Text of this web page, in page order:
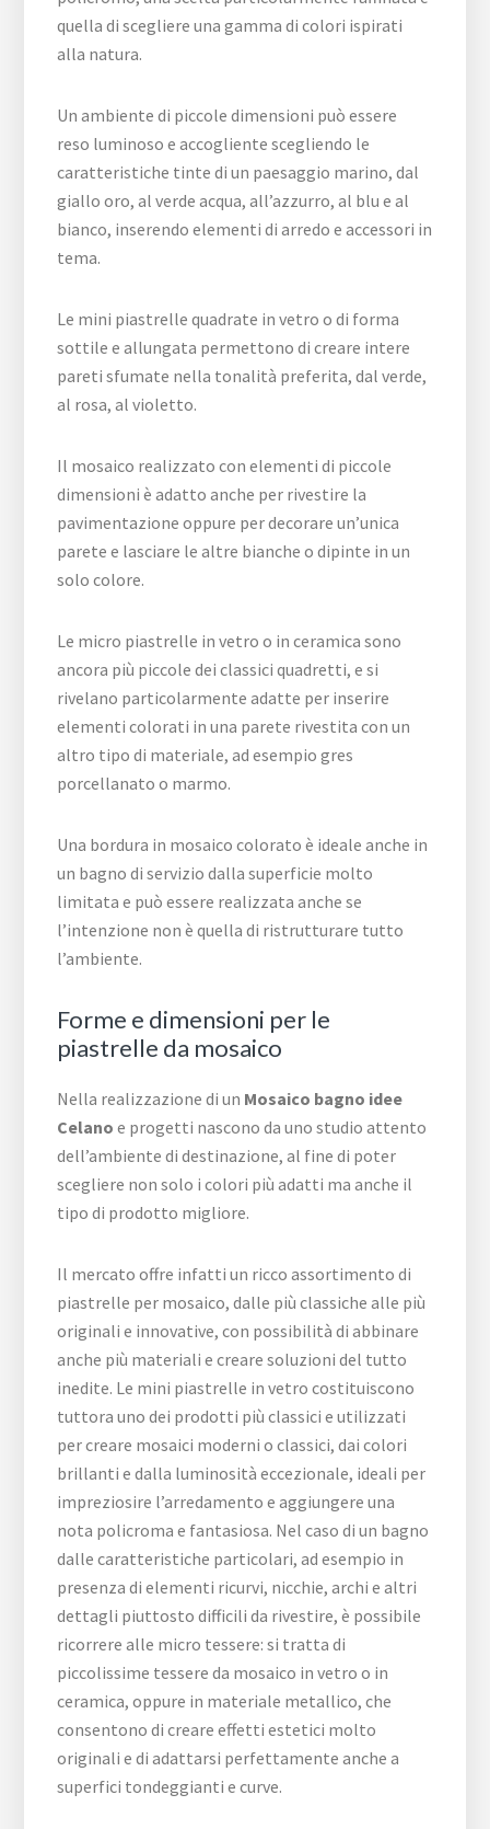
quella di scegliere una gamma di colori ispirati
alla natura.
Un ambiente di piccole dimensioni può essere
reso luminoso e accogliente scegliendo le
caratteristiche tinte di un paesaggio marino, dal
giallo oro, al verde acqua, all’azzurro, al blu e al
bianco, inserendo elementi di arredo e accessori in
tema.
Le mini piastrelle quadrate in vetro o di forma
sottile e allungata permettono di creare intere
pareti sfumate nella tonalità preferita, dal verde,
al rosa, al violetto.
Il mosaico realizzato con elementi di piccole
dimensioni è adatto anche per rivestire la
pavimentazione oppure per decorare un’unica
parete e lasciare le altre bianche o dipinte in un
solo colore.
Le micro piastrelle in vetro o in ceramica sono
ancora più piccole dei classici quadretti, e si
rivelano particolarmente adatte per inserire
elementi colorati in una parete rivestita con un
altro tipo di materiale, ad esempio gres
porcellanato o marmo.
Una bordura in mosaico colorato è ideale anche in
un bagno di servizio dalla superficie molto
limitata e può essere realizzata anche se
l’intenzione non è quella di ristrutturare tutto
l’ambiente.
Forme e dimensioni per le
piastrelle da mosaico
Nella realizzazione di un Mosaico bagno idee
Celano e progetti nascono da uno studio attento
dell’ambiente di destinazione, al fine di poter
scegliere non solo i colori più adatti ma anche il
tipo di prodotto migliore.
Il mercato offre infatti un ricco assortimento di
piastrelle per mosaico, dalle più classiche alle più
originali e innovative, con possibilità di abbinare
anche più materiali e creare soluzioni del tutto
inedite. Le mini piastrelle in vetro costituiscono
tuttora uno dei prodotti più classici e utilizzati
per creare mosaici moderni o classici, dai colori
brillanti e dalla luminosità eccezionale, ideali per
impreziosire l’arredamento e aggiungere una
nota policroma e fantasiosa. Nel caso di un bagno
dalle caratteristiche particolari, ad esempio in
presenza di elementi ricurvi, nicchie, archi e altri
dettagli piuttosto difficili da rivestire, è possibile
ricorrere alle micro tessere: si tratta di
piccolissime tessere da mosaico in vetro o in
ceramica, oppure in materiale metallico, che
consentono di creare effetti estetici molto
originali e di adattarsi perfettamente anche a
superfici tondeggianti e curve.